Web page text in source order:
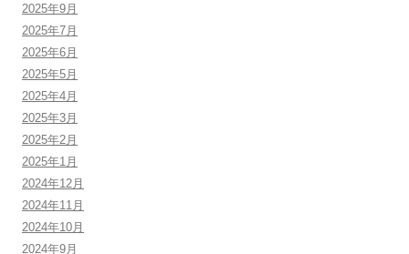
2025年9月
2025年7月
2025年6月
2025年5月
2025年4月
2025年3月
2025年2月
2025年1月
2024年12月
2024年11月
2024年10月
2024年9月